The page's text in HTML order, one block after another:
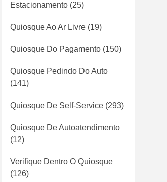
Estacionamento (25)
Quiosque Ao Ar Livre (19)
Quiosque Do Pagamento (150)
Quiosque Pedindo Do Auto
(141)
Quiosque De Self-Service (293)
Quiosque De Autoatendimento
(12)
Verifique Dentro O Quiosque
(126)